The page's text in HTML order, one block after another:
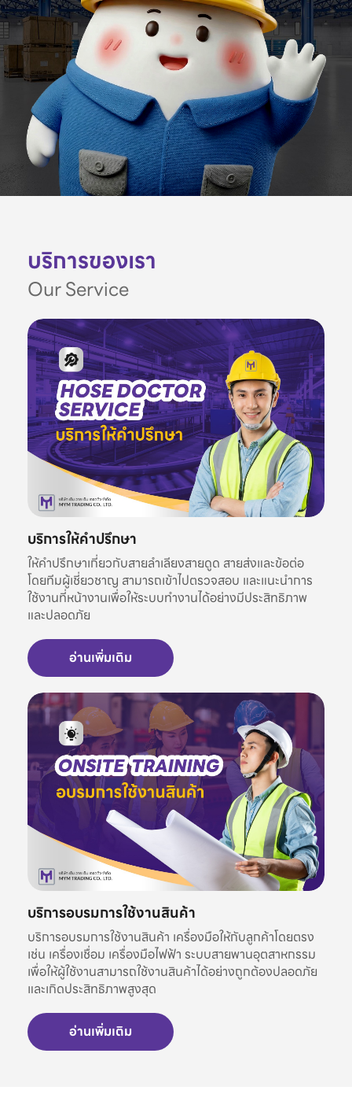
บริการของเรา
Our Service
บริการให้คำปรึกษา
ให้คำปรึกษาเกี่ยวกับสายลำเลียงสายดูด สายส่งและข้อต่อ
โดยทีมผู้เชี่ยวชาญ สามารถเข้าไปตรวจสอบ และแนะนำการ
ใช้งานที่หน้างานเพื่อให้ระบบทำงานได้อย่างมีประสิทธิภาพ
และปลอดภัย
อ่านเพิ่มเติม
บริการอบรมการใช้งานสินค้า
บริการอบรมการใช้งานสินค้า เครื่องมือให้กับลูกค้าโดยตรง
เช่น เครื่องเชื่อม เครื่องมือไฟฟ้า ระบบสายพานอุตสาหกรรม
เพื่อให้ผู้ใช้งานสามารถใช้งานสินค้าได้อย่างถูกต้องปลอดภัย
และเกิดประสิทธิภาพสูงสุด
อ่านเพิ่มเติม